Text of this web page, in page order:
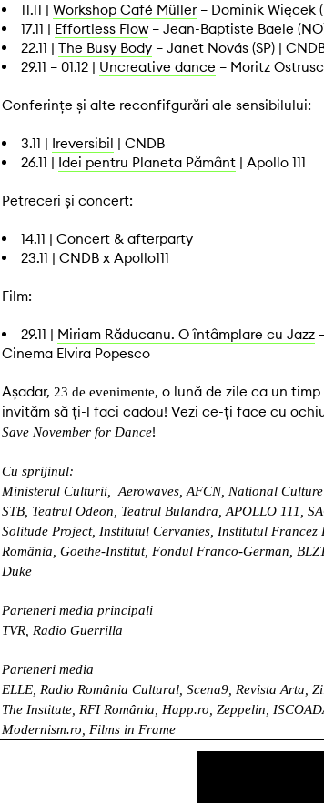
11.11 | Workshop Café Müller– Dominik Więcek
17.11 | Effortless Flow– Jean-Baptiste Baele
22.11 | The Busy Body– Janet Novás (SP) |
29.11 – 01.12 | Uncreative dance – Moritz
Conferințe și alte reconfifgurări ale sensibilului:
3.11 | Ireversibil | CNDB
26.11 | Idei pentru Planeta Pământ| Apollo 111
Petreceri și concert:
14.11 | Concert & afterparty
23.11 | CNDB x Apollo111
Film:
29.11 | Miriam Răducanu. O întâmplare cu Jazz
Cinema Elvira Popesco
Așadar, 23 de evenimente, o lună de zile ca un
invităm să ți-l faci cadou! Vezi ce-ți face cu
Save November for Dance!
Cu sprijinul:
Ministerul Culturii, Aerowaves, AFCN, National
STB, Teatrul Odeon, Teatrul Bulandra, APOLLO 111,
Solitude Project, Institutul Cervantes, Institutul Francez
România, Goethe-Institut, Fondul Franco-German,
Duke
Parteneri media principali
TVR, Radio Guerrilla
Parteneri media
ELLE, Radio România Cultural, Scena9, Revista Arta,
The Institute, RFI România, Happ.ro, Zeppelin,
Modernism.ro, Films in Frame